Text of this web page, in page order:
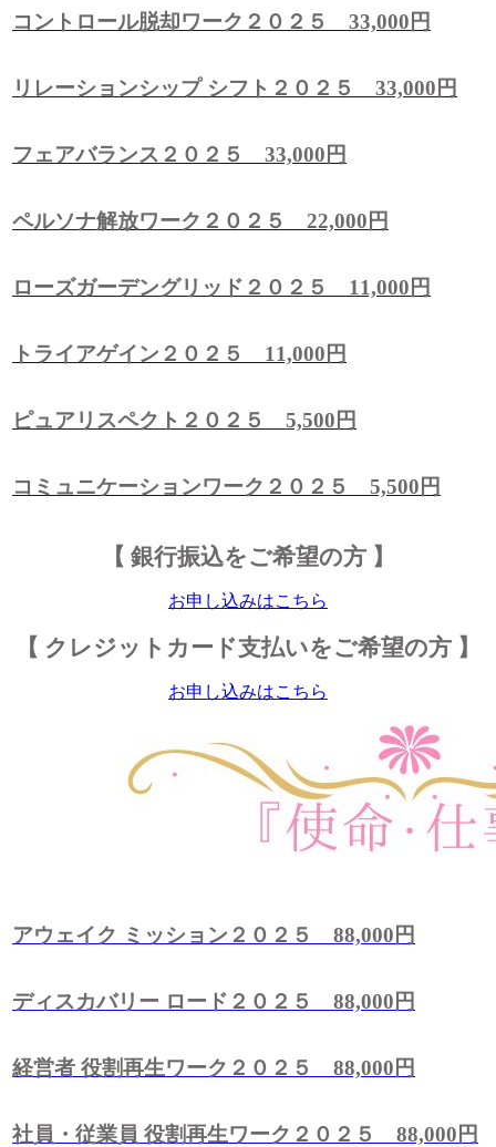
コントロール脱却ワーク２０２５ 33,000円
リレーションシップ シフト２０２５ 33,000円
フェアバランス２０２５ 33,000円
ペルソナ解放ワーク２０２５ 22,000円
ローズガーデングリッド２０２５ 11,000円
トライアゲイン２０２５ 11,000円
ピュアリスペクト２０２５ 5,500円
コミュニケーションワーク２０２５ 5,500円
【 銀行振込をご希望の方 】
お申し込みはこちら
【 クレジットカード支払いをご希望の方 】
お申し込みはこちら
アウェイク ミッション２０２５ 88,000円
ディスカバリー ロード２０２５ 88,000円
経営者 役割再生ワーク２０２５ 88,000円
社員・従業員 役割再生ワーク２０２５ 88,000円